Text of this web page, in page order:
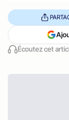
Écoutez cet